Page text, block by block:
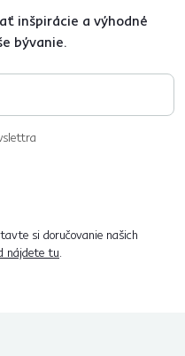
inšpirácie a výhodné
bývanie.
si doručovanie našich
nájdete tu.